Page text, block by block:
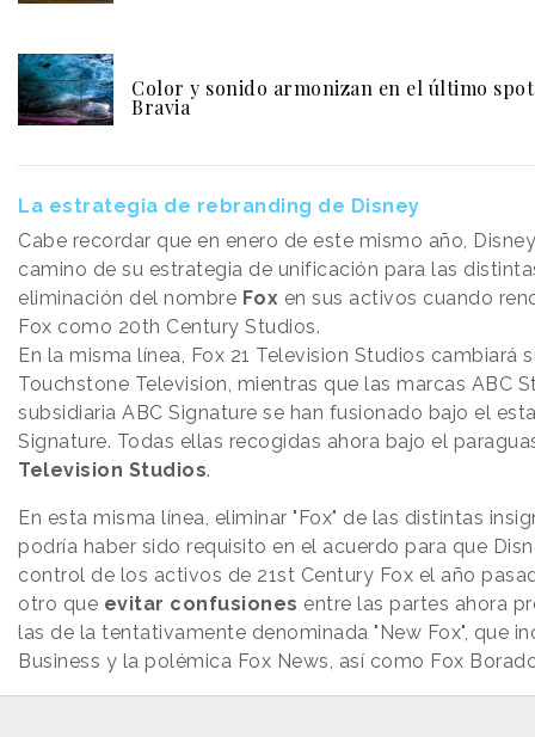
Color y sonido armonizan en el último
Bravia
La estrategia de rebranding de Disney
Cabe recordar que en enero de este mismo año,
camino de su estrategia de unificación para las
eliminación del nombre Fox en sus activos cuando
Fox como 20th Century Studios.
En la misma línea, Fox 21 Television Studios cambiará
Touchstone Television, mientras que las marcas ABC
subsidiaria ABC Signature se han fusionado bajo el
Signature. Todas ellas recogidas ahora bajo el
Television Studios.
En esta misma línea, eliminar "Fox" de las distintas
podría haber sido requisito en el acuerdo para que
control de los activos de 21st Century Fox el año
otro que evitar confusiones entre las partes ahora
las de la tentativamente denominada "New Fox", que
Business y la polémica Fox News, así como Fox